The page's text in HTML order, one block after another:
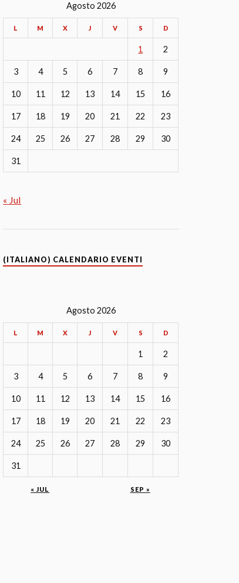
Agosto 2026
L M X J V S D
1 2
3 4 5 6 7 8 9
10 11 12 13 14 15 16
17 18 19 20 21 22 23
24 25 26 27 28 29 30
31
« Jul
(ITALIANO) CALENDARIO EVENTI
Agosto 2026
L M X J V S D
1 2
3 4 5 6 7 8 9
10 11 12 13 14 15 16
17 18 19 20 21 22 23
24 25 26 27 28 29 30
31
« JUL SEP »